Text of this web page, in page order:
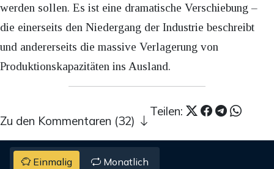
werden sollen. Es ist eine dramatische Verschiebung –
die einerseits den Niedergang der Industrie beschreibt
und andererseits die massive Verlagerung von
Produktionskapazitäten ins Ausland.
Teilen:
Zu den Kommentaren (32)
Einmalig Monatlich